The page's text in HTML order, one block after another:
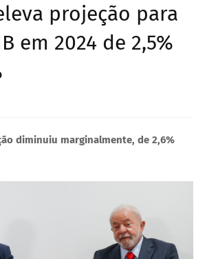
projeção para
em 2024 de 2,5%
diminuiu marginalmente, de 2,6%